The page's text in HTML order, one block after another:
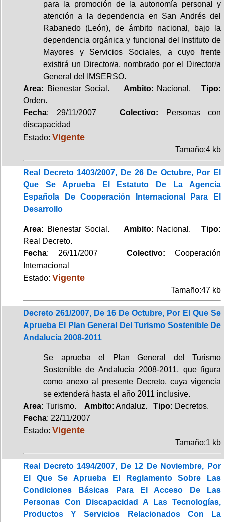
para la promoción de la autonomía personal y
atención a la dependencia en San Andrés del
Rabanedo (León), de ámbito nacional, bajo la
dependencia orgánica y funcional del Instituto de
Mayores y Servicios Sociales, a cuyo frente
existirá un Director/a, nombrado por el Director/a
General del IMSERSO.
Area: Bienestar Social. Ambito: Nacional. Tipo:
Orden.
Fecha: 29/11/2007 Colectivo:
Personas con
discapacidad
Estado: Vigente
Tamaño:4 kb
Real Decreto 1403/2007, De 26 De Octubre, Por El
Que Se Aprueba El Estatuto De La Agencia
Española De Cooperación Internacional Para El
Desarrollo
Area: Bienestar Social. Ambito: Nacional. Tipo:
Real Decreto.
Fecha: 26/11/2007 Colectivo: Cooperación
Internacional
Estado: Vigente
Tamaño:47 kb
Decreto 261/2007, De 16 De Octubre, Por El Que Se
Aprueba El Plan General Del Turismo Sostenible De
Andalucía 2008-2011
Se aprueba el Plan General del Turismo
Sostenible de Andalucía 2008-2011, que figura
como anexo al presente Decreto, cuya vigencia
se extenderá hasta el año 2011 inclusive.
Area: Turismo. Ambito: Andaluz. Tipo: Decretos.
Fecha: 22/11/2007
Estado: Vigente
Tamaño:1 kb
Real Decreto 1494/2007, De 12 De Noviembre, Por
El Que Se Aprueba El Reglamento Sobre Las
Condiciones Básicas Para El Acceso De Las
Personas Con Discapacidad A Las Tecnologías,
Productos Y Servicios Relacionados Con La